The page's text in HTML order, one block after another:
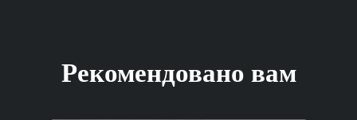
Рекомендовано вам